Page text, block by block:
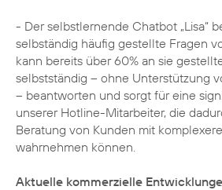
- Der selbstlernende Chatbot „Lisa“
selbständig häufig gestellte Fragen
kann bereits über 60% an sie
selbstständig – ohne Unterstützung
– beantworten und sorgt für eine
unserer Hotline-Mitarbeiter, die
Beratung von Kunden mit
wahrnehmen können.
Aktuelle kommerzielle